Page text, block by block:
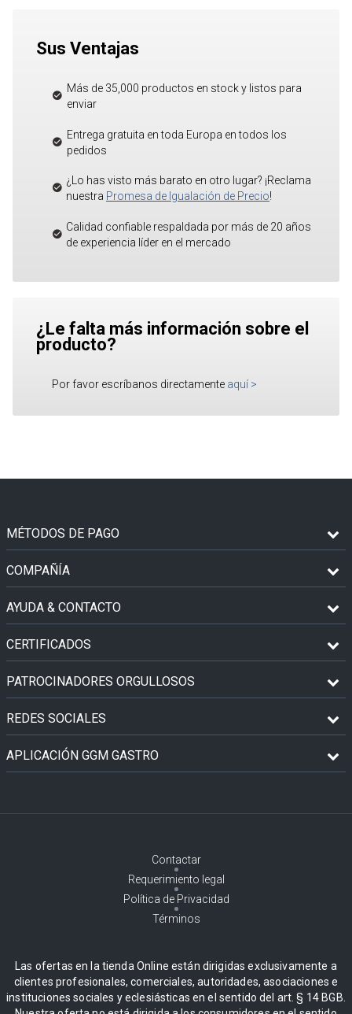
Sus Ventajas
Más de 35,000 productos en stock y listos para
enviar
Entrega gratuita en toda Europa en todos los
pedidos
¿Lo has visto más barato en otro lugar? ¡Reclama
nuestra Promesa de Igualación de Precio!
Calidad confiable respaldada por más de 20 años
de experiencia líder en el mercado
¿Le falta más información sobre el
producto?
Por favor escríbanos directamente aquí >
MÉTODOS DE PAGO
COMPAÑÍA
AYUDA & CONTACTO
CERTIFICADOS
PATROCINADORES ORGULLOSOS
REDES SOCIALES
APLICACIÓN GGM GASTRO
Contactar
Requerimiento legal
Política de Privacidad
Términos
Las ofertas en la tienda Online están dirigidas exclusivamente a
clientes profesionales, comerciales, autoridades, asociaciones e
instituciones sociales y eclesiásticas en el sentido del art. § 14 BGB.